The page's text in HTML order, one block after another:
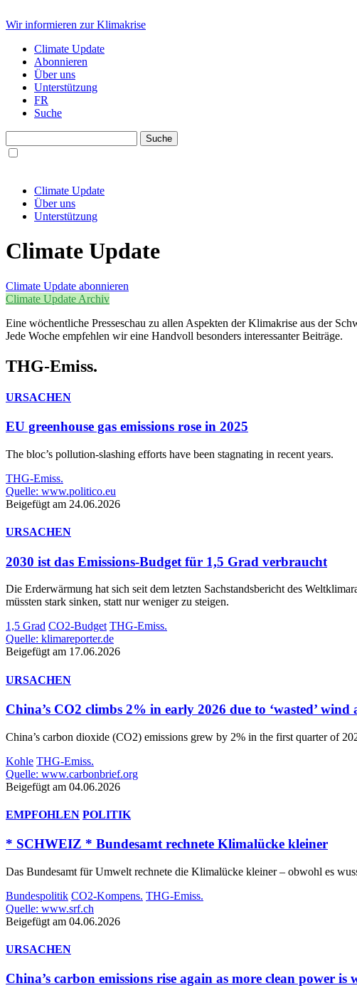
Wir informieren zur Klimakrise
Climate Update
Abonnieren
Über uns
Unterstützung
FR
Suche
Climate Update
Über uns
Unterstützung
Climate Update
Climate Update abonnieren
Climate Update Archiv
Eine wöchentliche Presseschau zu allen Aspekten der Klimakrise aus der
Jede Woche empfehlen wir eine Handvoll besonders interessanter Beiträge.
THG-Emiss.
URSACHEN
EU greenhouse gas emissions rose in 2025
The bloc’s pollution-slashing efforts have been stagnating in recent years.
THG-Emiss.
Quelle: www.politico.eu
Beigefügt am 24.06.2026
URSACHEN
2030 ist das Emissions-Budget für 1,5 Grad verbraucht
Die Erderwärmung hat sich seit dem letzten Sachstandsbericht des
müssten stark sinken, statt nur weniger zu steigen.
1,5 Grad CO2-Budget THG-Emiss.
Quelle: klimareporter.de
Beigefügt am 17.06.2026
URSACHEN
China’s CO2 climbs 2% in early 2026 due to ‘wasted’ wind
China’s carbon dioxide (CO2) emissions grew by 2% in the first quarter of
Kohle THG-Emiss.
Quelle: www.carbonbrief.org
Beigefügt am 04.06.2026
EMPFOHLEN POLITIK
* SCHWEIZ * Bundesamt rechnete Klimalücke kleiner
Das Bundesamt für Umwelt rechnete die Klimalücke kleiner – obwohl es
Bundespolitik CO2-Kompens. THG-Emiss.
Quelle: www.srf.ch
Beigefügt am 04.06.2026
URSACHEN
China’s carbon emissions rise again as more clean power is